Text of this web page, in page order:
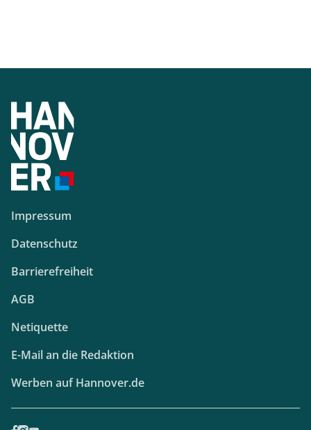
Impressum
Datenschutz
Barrierefreiheit
AGB
Netiquette
E-Mail an die Redaktion
Werben auf Hannover.de